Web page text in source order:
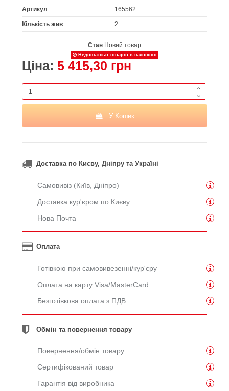
Артикул 165562
Кількість жив 2
Стан Новий товар
Недостатньо товарів в наявності
Ціна: 5 415,30 грн
У Кошик
Доставка по Києву, Дніпру та Україні
Самовивіз (Київ, Дніпро)
Доставка кур'єром по Києву.
Нова Почта
Оплата
Готівкою при самовивезенні/кур'єру
Оплата на карту Visa/MasterCard
Безготівкова оплата з ПДВ
Обмін та повернення товару
Повернення/обмін товару
Сертифікований товар
Гарантія від виробника